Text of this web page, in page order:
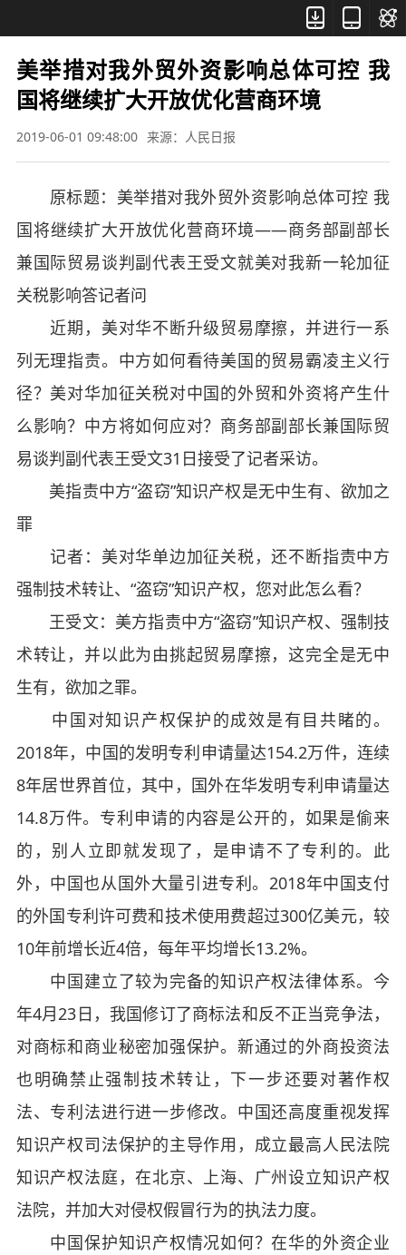



美举措对我外贸外资影响总体可控 我
国将继续扩大开放优化营商环境
2019-06-01 09:48:00 来源：人民日报
原标题：美举措对我外贸外资影响总体可控 我
国将继续扩大开放优化营商环境——商务部副部长
兼国际贸易谈判副代表王受文就美对我新一轮加征
关税影响答记者问
近期，美对华不断升级贸易摩擦，并进行一系
列无理指责。中方如何看待美国的贸易霸凌主义行
径？美对华加征关税对中国的外贸和外资将产生什
么影响？中方将如何应对？商务部副部长兼国际贸
易谈判副代表王受文31日接受了记者采访。
美指责中方“盗窃”知识产权是无中生有、欲加之
罪
记者：美对华单边加征关税，还不断指责中方
强制技术转让、“盗窃”知识产权，您对此怎么看？
王受文：美方指责中方“盗窃”知识产权、强制技
术转让，并以此为由挑起贸易摩擦，这完全是无中
生有，欲加之罪。
中国对知识产权保护的成效是有目共睹的。
2018年，中国的发明专利申请量达154.2万件，连续
8年居世界首位，其中，国外在华发明专利申请量达
14.8万件。专利申请的内容是公开的，如果是偷来
的，别人立即就发现了，是申请不了专利的。此
外，中国也从国外大量引进专利。2018年中国支付
的外国专利许可费和技术使用费超过300亿美元，较
10年前增长近4倍，每年平均增长13.2%。
中国建立了较为完备的知识产权法律体系。今
年4月23日，我国修订了商标法和反不正当竞争法，
对商标和商业秘密加强保护。新通过的外商投资法
也明确禁止强制技术转让，下一步还要对著作权
法、专利法进行进一步修改。中国还高度重视发挥
知识产权司法保护的主导作用，成立最高人民法院
知识产权法庭，在北京、上海、广州设立知识产权
法院，并加大对侵权假冒行为的执法力度。
中国保护知识产权情况如何？在华的外资企业